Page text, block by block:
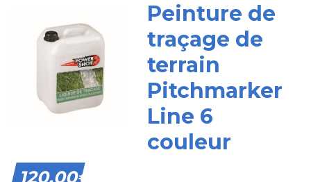
Peinture de
traçage de
terrain
Pitchmarker
Line 6
couleur
120,00€